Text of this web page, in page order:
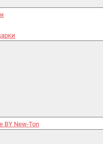
BY New-Ton